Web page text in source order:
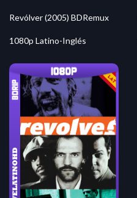
Revólver (2005) BDRemux
1080p Latino-Inglés